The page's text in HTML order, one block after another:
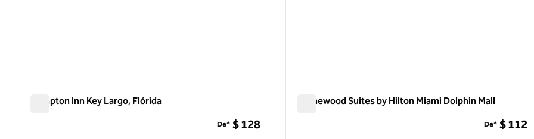
Hampton Inn Key Largo, Flórida
De* $ 128
Homewood Suites by Hilton Miami Dolphin Mall
De* $ 112